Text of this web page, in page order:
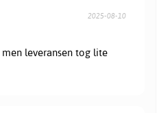
2025-08-10
leveransen tog lite